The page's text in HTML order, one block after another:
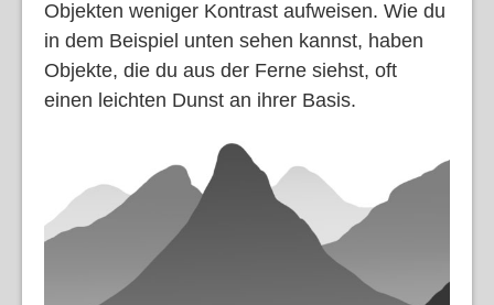
Objekten weniger Kontrast aufweisen. Wie du
in dem Beispiel unten sehen kannst, haben
Objekte, die du aus der Ferne siehst, oft
einen leichten Dunst an ihrer Basis.